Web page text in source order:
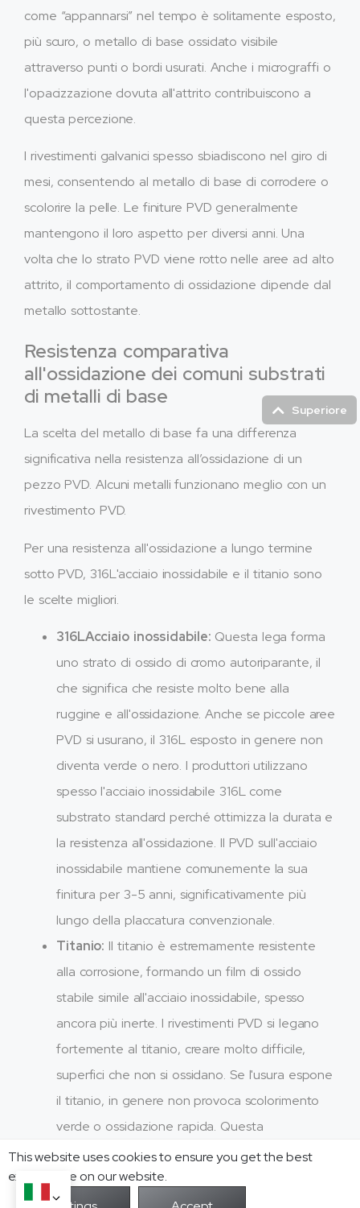
come “appannarsi” nel tempo è solitamente esposto,
più scuro, o metallo di base ossidato visibile
attraverso punti o bordi usurati. Anche i micrograffi o
l'opacizzazione dovuta all'attrito contribuiscono a
questa percezione.
I rivestimenti galvanici spesso sbiadiscono nel giro di
mesi, consentendo al metallo di base di corrodere o
scolorire la pelle. Le finiture PVD generalmente
mantengono il loro aspetto per diversi anni. Una
volta che lo strato PVD viene rotto nelle aree ad alto
attrito, il comportamento di ossidazione dipende dal
metallo sottostante.
Resistenza comparativa
all'ossidazione dei comuni substrati
di metalli di base
La scelta del metallo di base fa una differenza
significativa nella resistenza all’ossidazione di un
pezzo PVD. Alcuni metalli funzionano meglio con un
rivestimento PVD.
Per una resistenza all'ossidazione a lungo termine
sotto PVD, 316L'acciaio inossidabile e il titanio sono
le scelte migliori.
316LAcciaio inossidabile: Questa lega forma
uno strato di ossido di cromo autoriparante, il
che significa che resiste molto bene alla
ruggine e all'ossidazione. Anche se piccole aree
PVD si usurano, il 316L esposto in genere non
diventa verde o nero. I produttori utilizzano
spesso l'acciaio inossidabile 316L come
substrato standard perché ottimizza la durata e
la resistenza all'ossidazione. Il PVD sull'acciaio
inossidabile mantiene comunemente la sua
finitura per 3-5 anni, significativamente più
lungo della placcatura convenzionale.
Titanio: Il titanio è estremamente resistente
alla corrosione, formando un film di ossido
stabile simile all'acciaio inossidabile, spesso
ancora più inerte. I rivestimenti PVD si legano
fortemente al titanio, creare molto difficile,
superfici che non si ossidano. Se l'usura espone
il titanio, in genere non provoca scolorimento
verde o ossidazione rapida. Questa
combinazione produce un'eccellente stabilità
del colore a lungo termine.
D'altra parte, alcuni metalli di base sono più inclini ad
Superiore
This website uses cookies to ensure you get the best
exprerience on our website.